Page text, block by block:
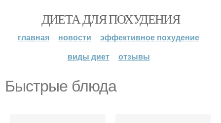
ДИЕТА ДЛЯ ПОХУДЕНИЯ
главная новости
эффективное похудение
виды диет
отзывы
Быстрые блюда